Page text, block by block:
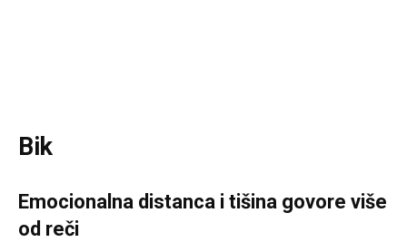
Bik
Emocionalna distanca i tišina govore više
od reči